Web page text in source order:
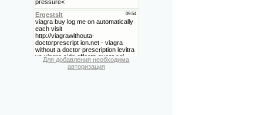
Для добавления необходима
авторизация